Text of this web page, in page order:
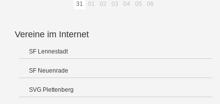
31
01 02 03 04 05 06
Vereine im Internet
SF Lennestadt
SF Neuenrade
SVG Plettenberg